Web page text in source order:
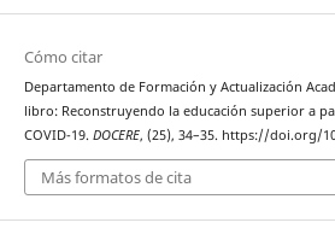
Cómo citar
Departamento de Formación y Actualización
libro: Reconstruyendo la educación superior a
COVID-19. DOCERE, (25), 34–35. https://doi.org/
Más formatos de cita